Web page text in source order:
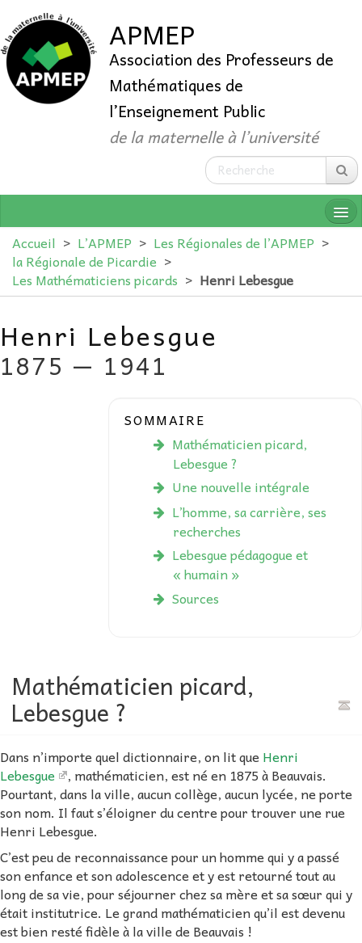
APMEP
Association des Professeurs de
Mathématiques de
l’Enseignement Public
de la maternelle à l’université
QUI SOMMES-NOUS ?
ADHÉRER
AU FIL DES MATHS
Accueil > L’APMEP > Les Régionales de l’APMEP >
la Régionale de Picardie >
Les Mathématiciens picards > Henri Lebesgue
Henri Lebesgue
1875 — 1941
SOMMAIRE
Mathématicien picard,
Lebesgue ?
Une nouvelle intégrale
L’homme, sa carrière, ses
recherches
Lebesgue pédagogue et
« humain »
Sources
Mathématicien picard,
Lebesgue ?
Dans n’importe quel dictionnaire, on lit que Henri
Lebesgue
, mathématicien, est né en 1875 à Beauvais.
Pourtant, dans la ville, aucun collège, aucun lycée, ne porte
son nom. Il faut s’éloigner du centre pour trouver une rue
Henri Lebesgue.
C’est peu de reconnaissance pour un homme qui y a passé
son enfance et son adolescence et y est retourné tout au
long de sa vie, pour séjourner chez sa mère et sa sœur qui y
était institutrice. Le grand mathématicien qu’il est devenu
est bien resté fidèle à la ville de Beauvais !